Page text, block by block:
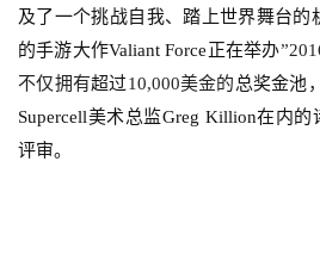
7
月
3
0
及了一个挑战自我、踏上世界舞台
的手游大作Valiant Force正在举办
不仅拥有超过10,000美金的总奖金池，
Supercell美术总监Greg Killion在内
评审。